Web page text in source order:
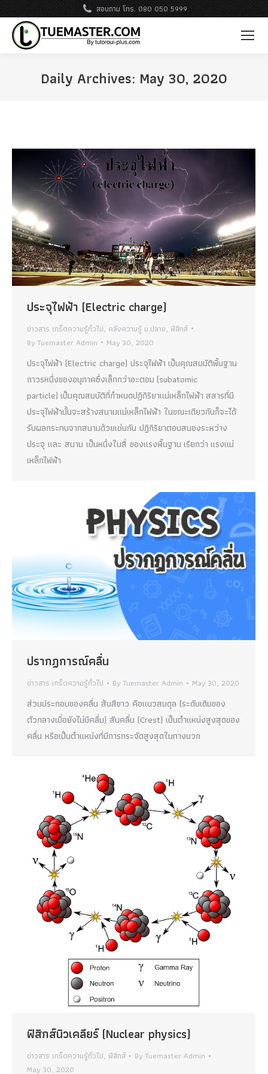
สอบถาม โทร. 080 050 5999
Daily Archives: May 30, 2020
ประจุไฟฟ้า (Electric charge)
ข่าวสาร เกร็ดความรู้ทั่วไป, คลังความรู้ ม.ปลาย, ฟิสิกส์
ByTuemaster Admin May 30, 2020
ประจุไฟฟ้า (Electric charge) ประจุไฟฟ้า เป็นคุณสมบัติพื้นฐาน
ถาวรหนึ่งของอนุภาคซึ่งเล็กกว่าอะตอม (subatomic
particle) เป็นคุณสมบัติที่กำหนดปฏิกิริยาแม่เหล็กไฟฟ้า สสารที่มี
ประจุไฟฟ้านั้นจะสร้างสนามแม่เหล็กไฟฟ้า ในขณะเดียวกันก็จะได้
รับผลกระทบจากสนามด้วยเช่นกัน ปฏิกิริยาตอบสนองระหว่าง
ประจุ และ สนาม เป็นหนึ่งในสี่ ของแรงพื้นฐาน เรียกว่า แรงแม่
เหล็กไฟฟ้า
ปรากฏการณ์คลื่น
ข่าวสาร เกร็ดความรู้ทั่วไป ByTuemaster Admin May 30, 2020
ส่วนประกอบของคลื่น ส้นสีขาว คือแนวสมดุล (ระดับเดิมของ
ตัวกลางเมื่อยังไม่มีคลื่น) สันคลื่น (Crest) เป็นตำแหน่งสูงสุดของ
คลื่น หรือเป็นตำแหน่งที่มีการกระจัดสูงสุดในทางบวก
ฟิสิกส์นิวเคลียร์ (Nuclear physics)
ข่าวสาร เกร็ดความรู้ทั่วไป, ฟิสิกส์ ByTuemaster Admin
May 30, 2020